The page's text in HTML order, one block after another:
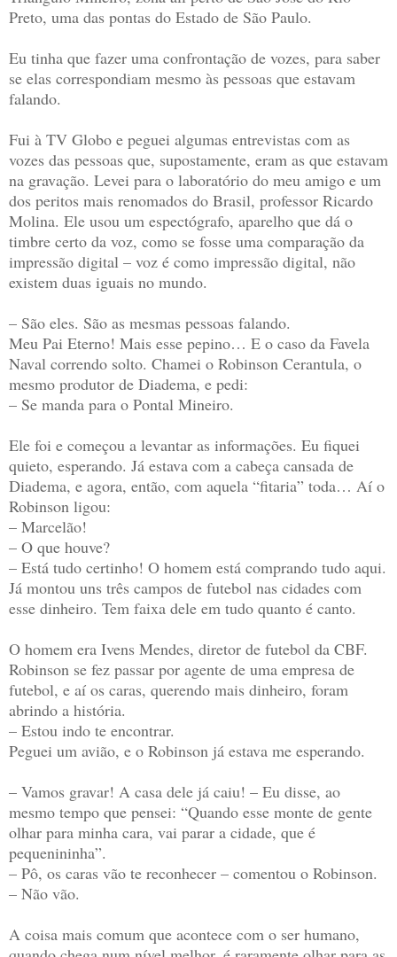
Preto, uma das pontas do Estado de São Paulo.
Eu tinha que fazer uma confrontação de vozes, para saber
se elas correspondiam mesmo às pessoas que estavam
falando.
Fui à TV Globo e peguei algumas entrevistas com as
vozes das pessoas que, supostamente, eram as que estavam
na gravação. Levei para o laboratório do meu amigo e um
dos peritos mais renomados do Brasil, professor Ricardo
Molina. Ele usou um espectógrafo, aparelho que dá o
timbre certo da voz, como se fosse uma comparação da
impressão digital – voz é como impressão digital, não
existem duas iguais no mundo.
– São eles. São as mesmas pessoas falando.
Meu Pai Eterno! Mais esse pepino… E o caso da Favela
Naval correndo solto. Chamei o Robinson Cerantula, o
mesmo produtor de Diadema, e pedi:
– Se manda para o Pontal Mineiro.
Ele foi e começou a levantar as informações. Eu fiquei
quieto, esperando. Já estava com a cabeça cansada de
Diadema, e agora, então, com aquela “fitaria” toda… Aí o
Robinson ligou:
– Marcelão!
– O que houve?
– Está tudo certinho! O homem está comprando tudo aqui.
Já montou uns três campos de futebol nas cidades com
esse dinheiro. Tem faixa dele em tudo quanto é canto.
O homem era Ivens Mendes, diretor de futebol da CBF.
Robinson se fez passar por agente de uma empresa de
futebol, e aí os caras, querendo mais dinheiro, foram
abrindo a história.
– Estou indo te encontrar.
Peguei um avião, e o Robinson já estava me esperando.
– Vamos gravar! A casa dele já caiu! – Eu disse, ao
mesmo tempo que pensei: “Quando esse monte de gente
olhar para minha cara, vai parar a cidade, que é
pequenininha”.
– Pô, os caras vão te reconhecer – comentou o Robinson.
– Não vão.
A coisa mais comum que acontece com o ser humano,